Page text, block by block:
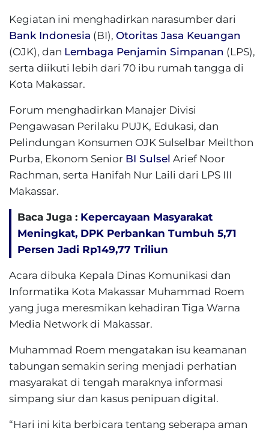
Kegiatan ini menghadirkan narasumber dari
Bank Indonesia (BI), Otoritas Jasa Keuangan
(OJK), dan Lembaga Penjamin Simpanan (LPS),
serta diikuti lebih dari 70 ibu rumah tangga di
Kota Makassar.
Forum menghadirkan Manajer Divisi
Pengawasan Perilaku PUJK, Edukasi, dan
Pelindungan Konsumen OJK Sulselbar Meilthon
Purba, Ekonom Senior BI Sulsel Arief Noor
Rachman, serta Hanifah Nur Laili dari LPS III
Makassar.
Baca Juga : Kepercayaan Masyarakat
Meningkat, DPK Perbankan Tumbuh 5,71
Persen Jadi Rp149,77 Triliun
Acara dibuka Kepala Dinas Komunikasi dan
Informatika Kota Makassar Muhammad Roem
yang juga meresmikan kehadiran Tiga Warna
Media Network di Makassar.
Muhammad Roem mengatakan isu keamanan
tabungan semakin sering menjadi perhatian
masyarakat di tengah maraknya informasi
simpang siur dan kasus penipuan digital.
“Hari ini kita berbicara tentang seberapa aman